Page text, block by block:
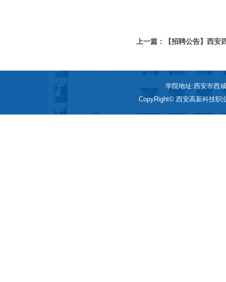
上一篇：【招聘公告】西
学院地址:西安市西
CopyRight© 西安高新科技职